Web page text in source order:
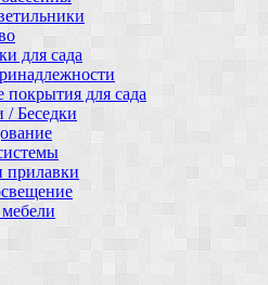
для сада
для сада
/ Беседки